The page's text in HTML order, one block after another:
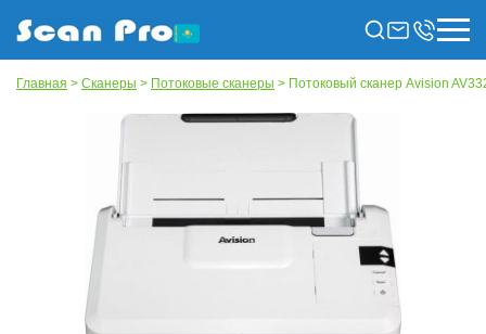
Главная > Сканеры > Потоковые сканеры > Потоковый сканер Avision